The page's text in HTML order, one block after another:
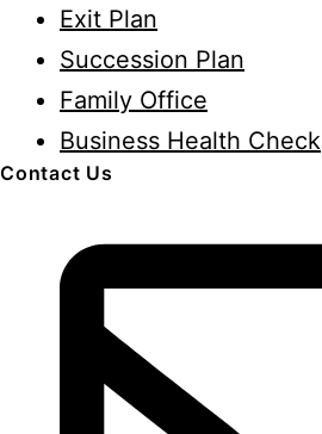
Exit Plan
Succession Plan
Family Office
Business Health Check
Contact Us